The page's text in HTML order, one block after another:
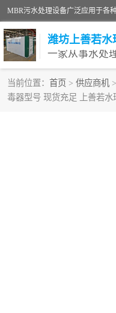
潍坊上善若水
一家从事水处
当前位置： 首页 > 供应商机 >
毒器型号 现货充足 上善若水